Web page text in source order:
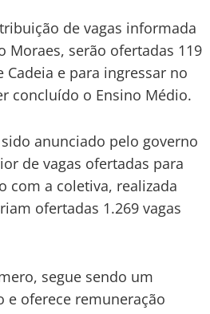
de vagas informada
Moraes, serão ofertadas 119
Cadeia e para ingressar no
concluído o Ensino Médio.
anunciado pelo governo
de vagas ofertadas para
com a coletiva, realizada
ofertadas 1.269 vagas
segue sendo um
e oferece remuneração